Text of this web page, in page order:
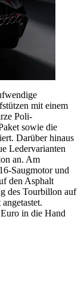
mit einem
Poli-
sowie die
Darüber hinaus
Ledervarianten
an. Am
Saugmotor und
den Asphalt
des Tourbillon auf
in die Hand